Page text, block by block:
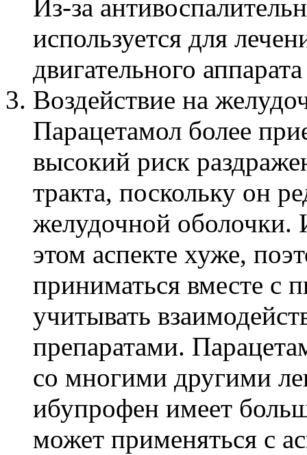
Из-за
используется для
двигательного
Воздействие на
Парацетамол более
высокий риск
тракта, поскольку он
желудочной оболочки.
этом аспекте хуже,
приниматься вместе с
учитывать
препаратами.
со многими другими
ибупрофен имеет
может применяться с